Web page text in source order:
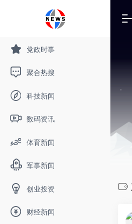
党政时事
聚合热搜
科技新闻
数码资讯
体育新闻
军事新闻
创业投资
财经新闻